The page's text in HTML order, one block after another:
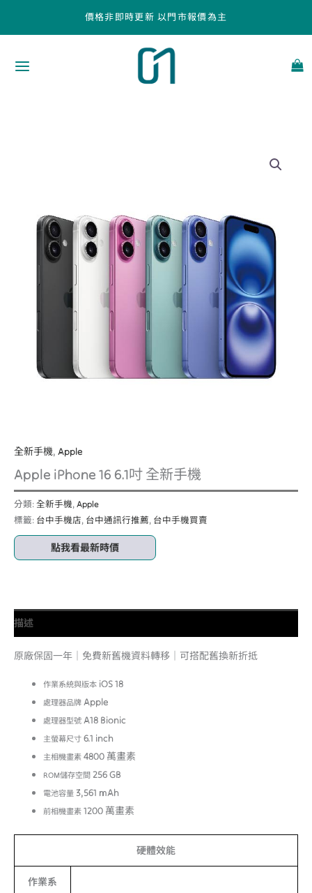
價格非即時更新 以門市報價為主
全新手機, Apple
Apple iPhone 16 6.1吋 全新手機
分類: 全新手機, Apple
標籤: 台中手機店, 台中通訊行推薦, 台中手機買賣
點我看最新時價
描述
原廠保固一年｜免費新舊機資料轉移｜可搭配舊換新折抵
作業系統與版本 iOS 18
處理器品牌 Apple
處理器型號 A18 Bionic
主螢幕尺寸 6.1 inch
主相機畫素 4800 萬畫素
ROM儲存空間 256 GB
電池容量 3,561 mAh
前相機畫素 1200 萬畫素
硬體效能
作業系